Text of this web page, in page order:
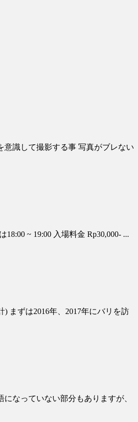
識して撮影する事 写真がブレない
~ 19:00 入場料金 Rp30,000- ...
まずは2016年、2017年にバリを訪
なっていない部分もありますが、